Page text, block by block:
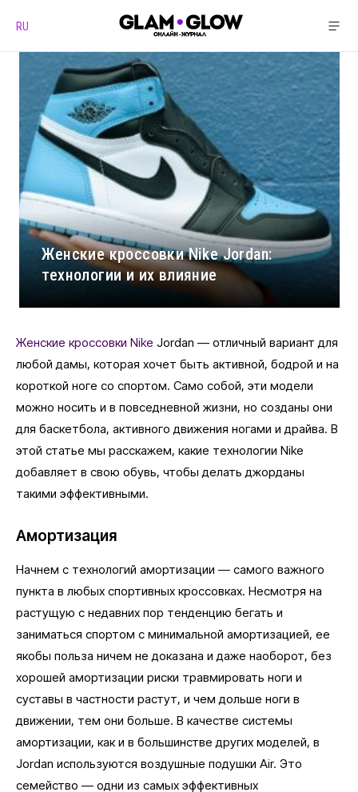
RU
Женские кроссовки Nike Jordan:
технологии и их влияние
Женские кроссовки Nike Jordan — отличный вариант для
любой дамы, которая хочет быть активной, бодрой и на
короткой ноге со спортом. Само собой, эти модели
можно носить и в повседневной жизни, но созданы они
для баскетбола, активного движения ногами и драйва. В
этой статье мы расскажем, какие технологии Nike
добавляет в свою обувь, чтобы делать джорданы
такими эффективными.
Амортизация
Начнем с технологий амортизации — самого важного
пункта в любых спортивных кроссовках. Несмотря на
растущую с недавних пор тенденцию бегать и
заниматься спортом с минимальной амортизацией, ее
якобы польза ничем не доказана и даже наоборот, без
хорошей амортизации риски травмировать ноги и
суставы в частности растут, и чем дольше ноги в
движении, тем они больше. В качестве системы
амортизации, как и в большинстве других моделей, в
Jordan используются воздушные подушки Air. Это
семейство — одни из самых эффективных